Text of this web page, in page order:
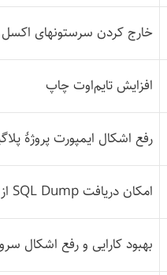
خارج کردن سرستونهای اکسل
افزایش تایم‌اوت چاپ
رفع اشکال ایمپورت پروژهٔ
امکان دریافت SQL Dump از سرویس لاگ‌های ایمپورت
بهبود کارایی و رفع اشکال